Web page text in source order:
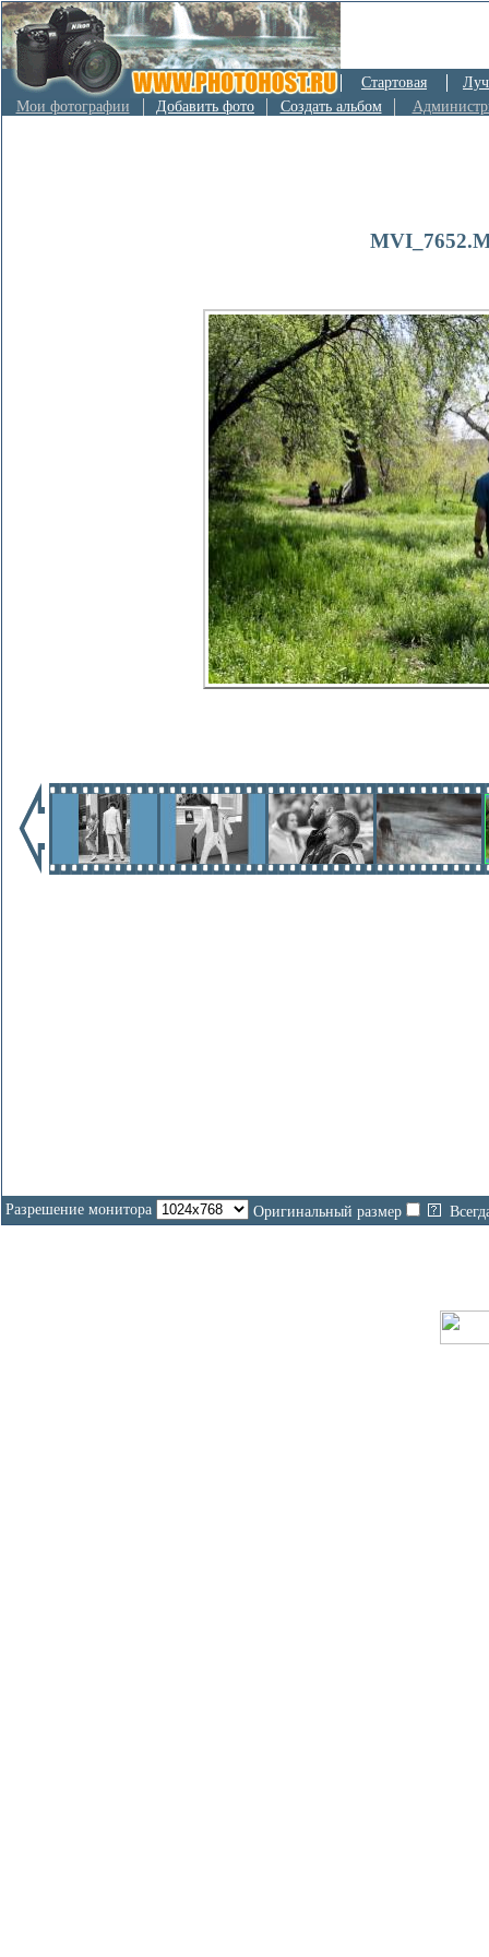
Стартовая
Мои фотографии
Добавить фото Создать альбом
Разрешение монитора Оригинальный размер